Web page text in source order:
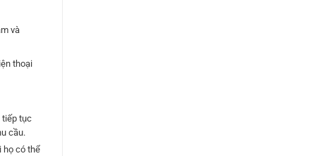
và
thoại
tiếp tục
cầu.
họ có thể